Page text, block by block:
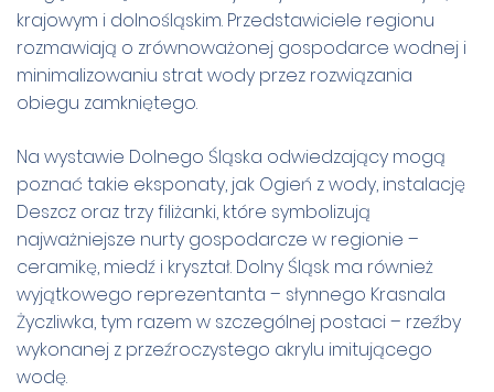
krajowym i dolnośląskim. Przedstawiciele regionu
rozmawiają o zrównoważonej gospodarce wodnej i
minimalizowaniu strat wody przez rozwiązania
obiegu zamkniętego.
Na wystawie Dolnego Śląska odwiedzający mogą
poznać takie eksponaty, jak Ogień z wody, instalację
Deszcz oraz trzy filiżanki, które symbolizują
najważniejsze nurty gospodarcze w regionie –
ceramikę, miedź i kryształ. Dolny Śląsk ma również
wyjątkowego reprezentanta – słynnego Krasnala
Życzliwka, tym razem w szczególnej postaci – rzeźby
wykonanej z przeźroczystego akrylu imitującego
wodę.